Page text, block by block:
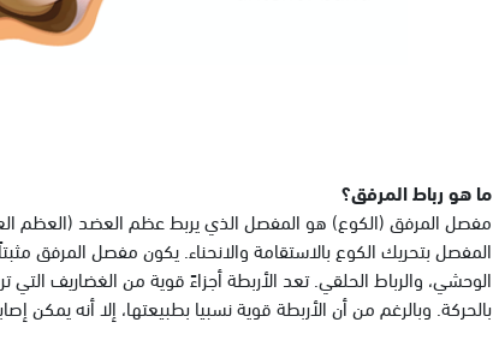
ما هو رباط المرفق؟
مفصل المرفق (الكوع) هو المفصل الذي يربط عظم العضد (العظم
المفصل بتحريك الكوع بالاستقامة والانحناء. يكون مفصل المرفق
الوحشي، والرباط الحلقي. تعد الأربطة أجزاءً قوية من الغضاريف
بالحركة. وبالرغم من أن الأربطة قوية نسبيا بطبيعتها، إلا أنه يمكن